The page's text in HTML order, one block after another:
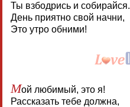
Ты взбодрись и собирайся.
День приятно свой начни,
Это утро обними!
Мой любимый, это я!
Рассказать тебе должна,